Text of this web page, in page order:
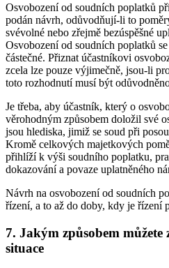
Osvobození od soudních poplatků
podán návrh, odůvodňují-li to
svévolné nebo zřejmě bezúspěšné
Osvobození od soudních poplatků
částečné. Přiznat účastníkovi
zcela lze pouze výjimečně, jsou-li
toto rozhodnutí musí být
Je třeba, aby účastník, který o
věrohodným způsobem doložil své
jsou hlediska, jimiž se soud při
Kromě celkových majetkových
přihlíží k výši soudního poplatku,
dokazování a povaze uplatněného
Návrh na osvobození od soudních
řízení, a to až do doby, kdy je řízení
7. Jakým způsobem
situace